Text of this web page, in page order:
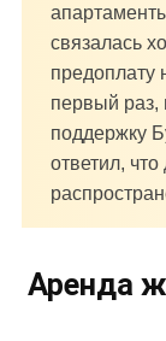
связалась
предоплату
первый раз,
поддержку
ответил,
Аренда